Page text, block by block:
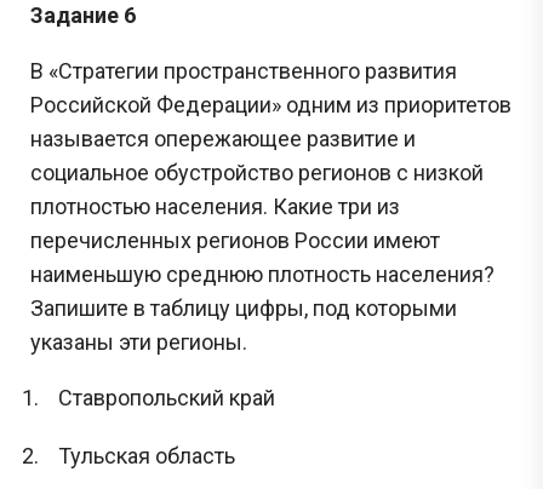
Задание 6
В «Стратегии пространственного развития
Российской Федерации» одним из приоритетов
называется опережающее развитие и
социальное обустройство регионов с низкой
плотностью населения. Какие три из
перечисленных регионов России имеют
наименьшую среднюю плотность населения?
Запишите в таблицу цифры, под которыми
указаны эти регионы.
Ставропольский край
Тульская область